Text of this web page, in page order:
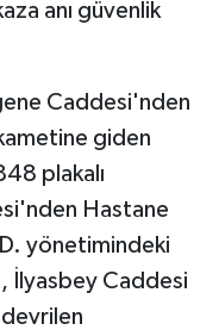
anı güvenlik
Caddesi'nden
giden
plakalı
Hastane
yönetimindeki
İlyasbey Caddesi
devrilen